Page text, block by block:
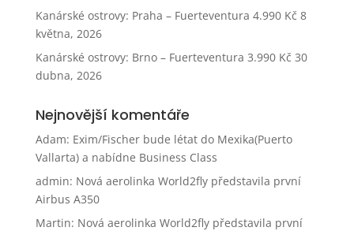
Kanárské ostrovy: Praha – Fuerteventura 4.990 Kč 8
května, 2026
Kanárské ostrovy: Brno – Fuerteventura 3.990 Kč 30
dubna, 2026
Nejnovější komentáře
Adam: Exim/Fischer bude létat do Mexika(Puerto
Vallarta) a nabídne Business Class
admin: Nová aerolinka World2fly představila první
Airbus A350
Martin: Nová aerolinka World2fly představila první